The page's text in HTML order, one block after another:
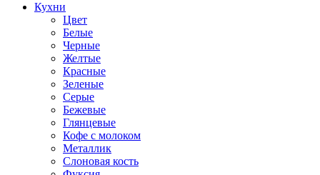
Кухни
Цвет
Белые
Черные
Желтые
Красные
Зеленые
Серые
Бежевые
Глянцевые
Кофе с молоком
Металлик
Слоновая кость